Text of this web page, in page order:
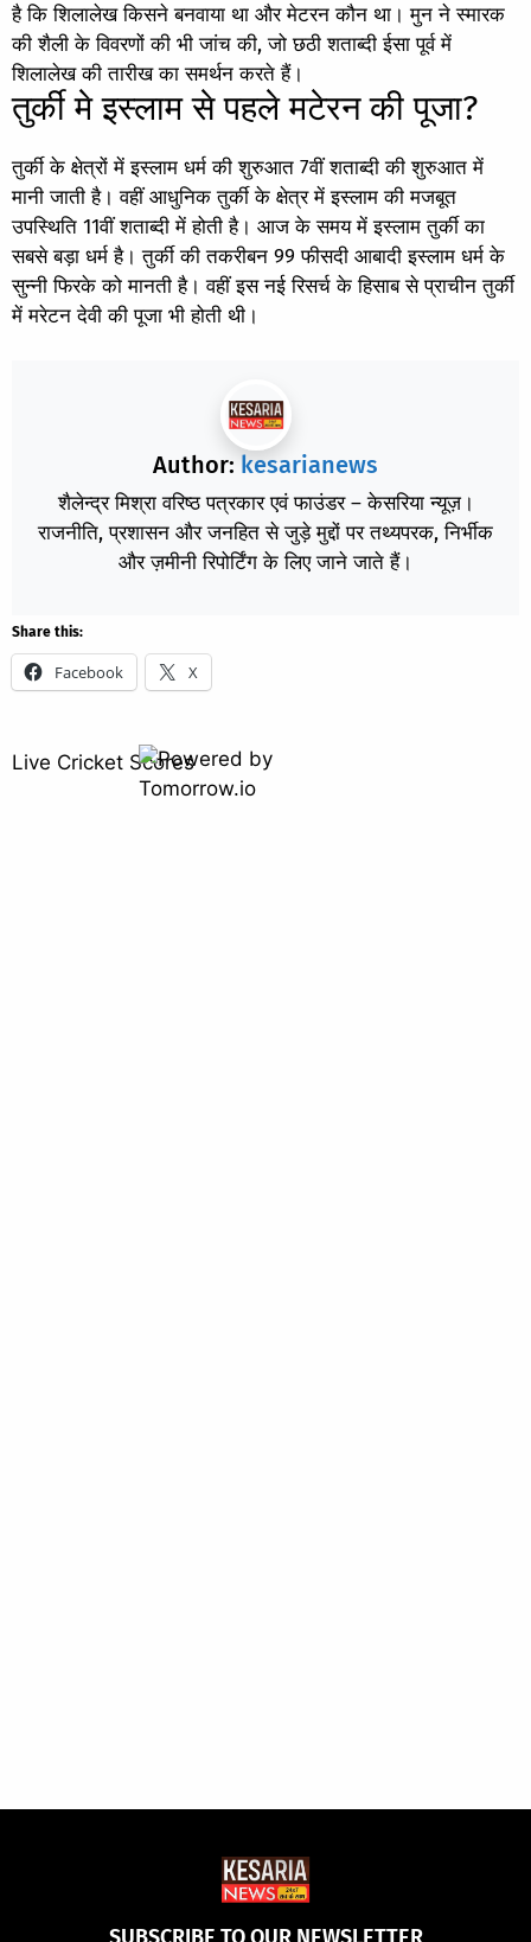
है कि शिलालेख किसने बनवाया था और मेटरन कौन था। मुन ने स्मारक
की शैली के विवरणों की भी जांच की, जो छठी शताब्दी ईसा पूर्व में
शिलालेख की तारीख का समर्थन करते हैं।
तुर्की मे इस्लाम से पहले मटेरन की पूजा?
तुर्की के क्षेत्रों में इस्लाम धर्म की शुरुआत 7वीं शताब्दी की शुरुआत में
मानी जाती है। वहीं आधुनिक तुर्की के क्षेत्र में इस्लाम की मजबूत
उपस्थिति 11वीं शताब्दी में होती है। आज के समय में इस्लाम तुर्की का
सबसे बड़ा धर्म है। तुर्की की तकरीबन 99 फीसदी आबादी इस्लाम धर्म के
सुन्नी फिरके को मानती है। वहीं इस नई रिसर्च के हिसाब से प्राचीन तुर्की
में मरेटन देवी की पूजा भी होती थी।
Author: kesarianews
शैलेन्द्र मिश्रा वरिष्ठ पत्रकार एवं फाउंडर – केसरिया न्यूज़।
राजनीति, प्रशासन और जनहित से जुड़े मुद्दों पर तथ्यपरक, निर्भीक
और ज़मीनी रिपोर्टिंग के लिए जाने जाते हैं।
Share this:
Facebook X
Live Cricket Scores